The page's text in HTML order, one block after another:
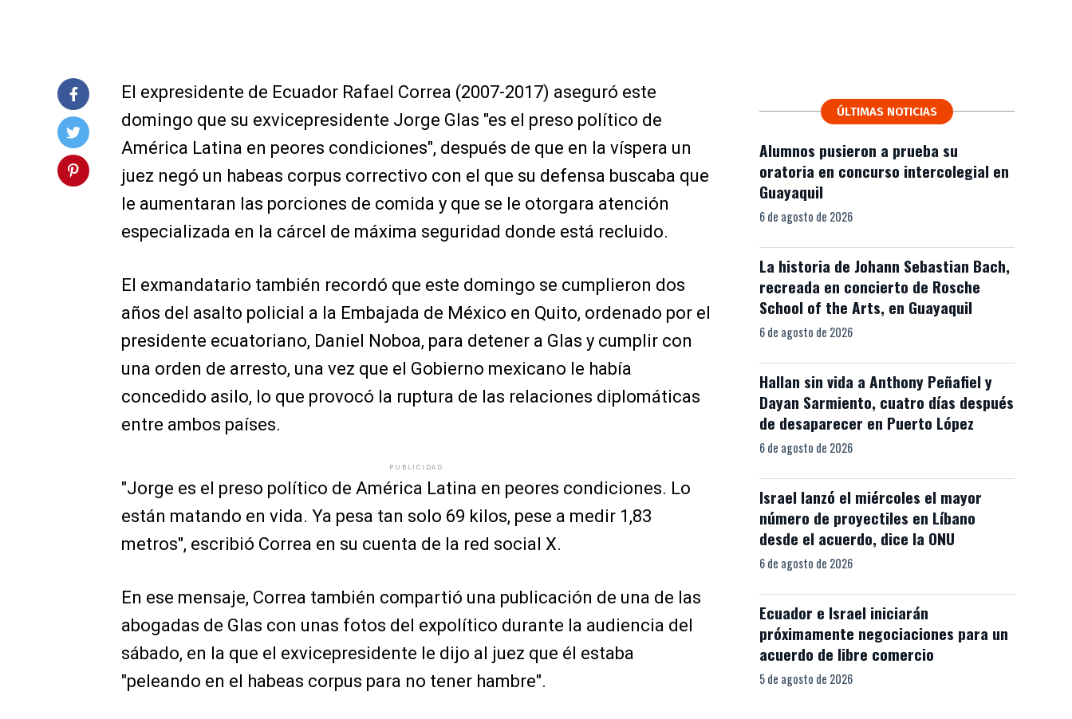
El expresidente de Ecuador Rafael Correa (2007-2017) aseguró este
domingo que su exvicepresidente Jorge Glas "es el preso político de
América Latina en peores condiciones", después de que en la víspera un
juez negó un habeas corpus correctivo con el que su defensa buscaba que
le aumentaran las porciones de comida y que se le otorgara atención
especializada en la cárcel de máxima seguridad donde está recluido.
El exmandatario también recordó que este domingo se cumplieron dos
años del asalto policial a la Embajada de México en Quito, ordenado por el
presidente ecuatoriano, Daniel Noboa, para detener a Glas y cumplir con
una orden de arresto, una vez que el Gobierno mexicano le había
concedido asilo, lo que provocó la ruptura de las relaciones diplomáticas
entre ambos países.
PUBLICIDAD
"Jorge es el preso político de América Latina en peores condiciones. Lo
están matando en vida. Ya pesa tan solo 69 kilos, pese a medir 1,83
metros", escribió Correa en su cuenta de la red social X.
En ese mensaje, Correa también compartió una publicación de una de las
abogadas de Glas con unas fotos del expolítico durante la audiencia del
sábado, en la que el exvicepresidente le dijo al juez que él estaba
"peleando en el habeas corpus para no tener hambre".
ÚLTIMAS NOTICIAS
Alumnos pusieron a prueba su
oratoria en concurso intercolegial en
Guayaquil
6 de agosto de 2026
La historia de Johann Sebastian Bach,
recreada en concierto de Rosche
School of the Arts, en Guayaquil
6 de agosto de 2026
Hallan sin vida a Anthony Peñafiel y
Dayan Sarmiento, cuatro días después
de desaparecer en Puerto López
6 de agosto de 2026
Israel lanzó el miércoles el mayor
número de proyectiles en Líbano
desde el acuerdo, dice la ONU
6 de agosto de 2026
Ecuador e Israel iniciarán
próximamente negociaciones para un
acuerdo de libre comercio
5 de agosto de 2026